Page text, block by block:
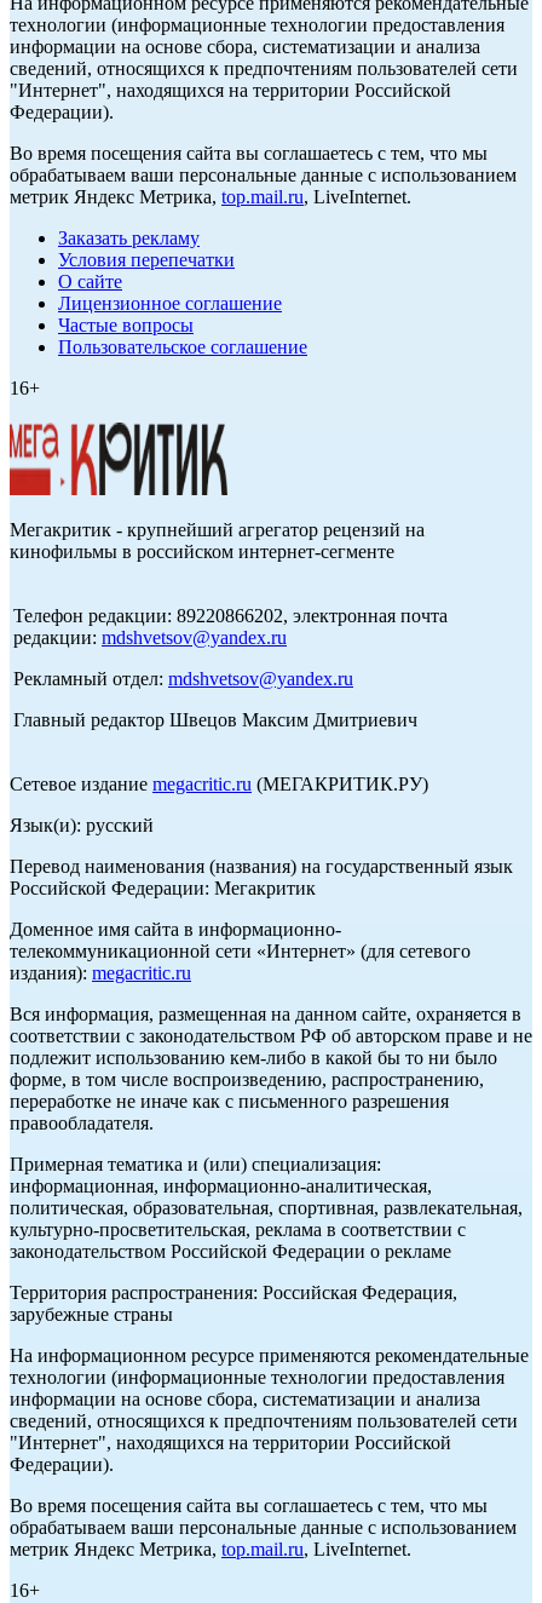
технологии (информационные технологии предоставления
информации на основе сбора, систематизации и анализа
сведений, относящихся к предпочтениям пользователей сети
"Интернет", находящихся на территории Российской
Федерации).
Во время посещения сайта вы соглашаетесь с тем, что мы
обрабатываем ваши персональные данные с использованием
метрик Яндекс Метрика, top.mail.ru, LiveInternet.
Заказать рекламу
Условия перепечатки
О сайте
Лицензионное соглашение
Частые вопросы
Пользовательское соглашение
16+
Мегакритик - крупнейший агрегатор рецензий на
кинофильмы в российском интернет-сегменте
Телефон редакции: 89220866202, электронная почта
редакции: mdshvetsov@yandex.ru
Рекламный отдел: mdshvetsov@yandex.ru
Главный редактор Швецов Максим Дмитриевич
Сетевое издание megacritic.ru (МЕГАКРИТИК.РУ)
Язык(и): русский
Перевод наименования (названия) на государственный язык
Российской Федерации: Мегакритик
Доменное имя сайта в информационно-
телекоммуникационной сети «Интернет» (для сетевого
издания): megacritic.ru
Вся информация, размещенная на данном сайте, охраняется в
соответствии с законодательством РФ об авторском праве и не
подлежит использованию кем-либо в какой бы то ни было
форме, в том числе воспроизведению, распространению,
переработке не иначе как с письменного разрешения
правообладателя.
Примерная тематика и (или) специализация:
информационная, информационно-аналитическая,
политическая, образовательная, спортивная, развлекательная,
культурно-просветительская, реклама в соответствии с
законодательством Российской Федерации о рекламе
Территория распространения: Российская Федерация,
зарубежные страны
На информационном ресурсе применяются рекомендательные
технологии (информационные технологии предоставления
информации на основе сбора, систематизации и анализа
сведений, относящихся к предпочтениям пользователей сети
"Интернет", находящихся на территории Российской
Федерации).
Во время посещения сайта вы соглашаетесь с тем, что мы
обрабатываем ваши персональные данные с использованием
метрик Яндекс Метрика, top.mail.ru, LiveInternet.
16+